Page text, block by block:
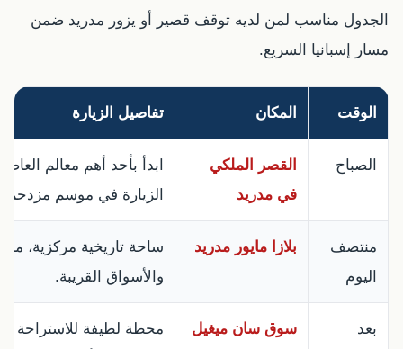
الجدول مناسب لمن لديه توقف قصير أو يزور مدريد ضمن
مسار إسبانيا السريع.
الوقت المكان تفاصيل الزيارة
الصباح
القصر الملكي
في مدريد
ابدأ بأحد أهم معالم
الزيارة في موسم مزدحم.
منتصف
اليوم
بلازا مايور مدريد
ساحة تاريخية مركزية،
والأسواق القريبة.
بعد
سوق سان ميغيل
محطة لطيفة للاستراحة